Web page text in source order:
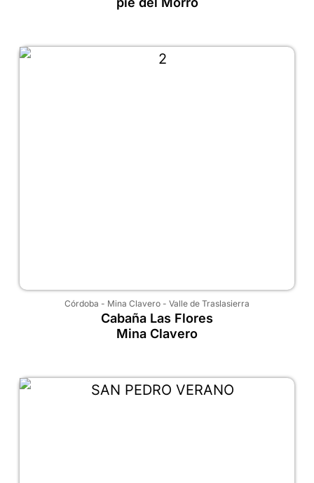
Córdoba - Mina Clavero - Valle de Traslasierra
Cabaña Las Flores
Mina Clavero